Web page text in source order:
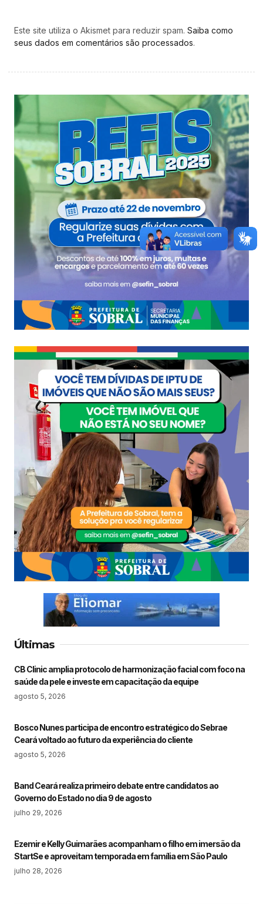
Este site utiliza o Akismet para reduzir spam. Saiba como
seus dados em comentários são processados.
Últimas
CB Clinic amplia protocolo de harmonização facial com foco na
saúde da pele e investe em capacitação da equipe
agosto 5, 2026
Bosco Nunes participa de encontro estratégico do Sebrae
Ceará voltado ao futuro da experiência do cliente
agosto 5, 2026
Band Ceará realiza primeiro debate entre candidatos ao
Governo do Estado no dia 9 de agosto
julho 29, 2026
Ezemir e Kelly Guimarães acompanham o filho em imersão da
StartSe e aproveitam temporada em família em São Paulo
julho 28, 2026